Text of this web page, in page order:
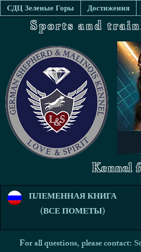
СДЦ Зеленые Горы Достижения
Sports and
Kennel
ПЛЕМЕННАЯ КНИГА
(ВСЕ ПОМЕТЫ)
For all questions, please contact: